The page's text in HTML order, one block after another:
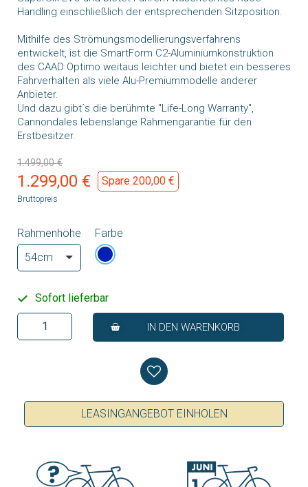
Handling einschließlich der entsprechenden Sitzposition.
Mithilfe des Strömungsmodellierungsverfahrens
entwickelt, ist die SmartForm C2-Aluminiumkonstruktion
des CAAD Optimo weitaus leichter und bietet ein besseres
Fahrverhalten als viele Alu-Premiummodelle anderer
Anbieter.
Und dazu gibt´s die berühmte "Life-Long Warranty",
Cannondales lebenslange Rahmengarantie für den
Erstbesitzer.
1.499,00 €
1.299,00 € Spare 200,00 €
Bruttopreis
Rahmenhöhe Farbe
Sofort lieferbar
IN DEN WARENKORB
LEASINGANGEBOT EINHOLEN